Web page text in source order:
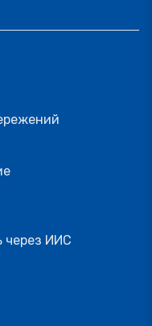
через ИИС